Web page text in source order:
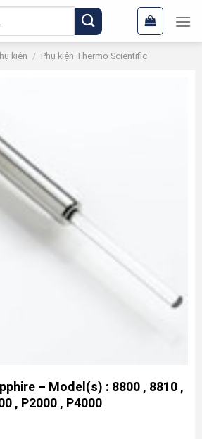
kiện / Phụ kiện Thermo Scientific
– Model(s) : 8800 , 8810 ,
, P2000 , P4000